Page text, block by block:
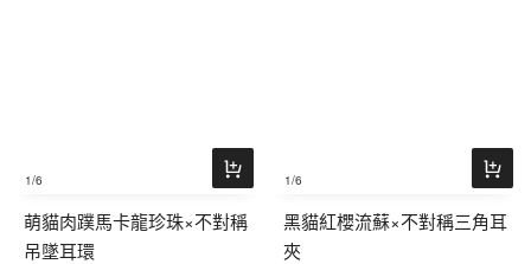
1/6
萌貓肉蹼馬卡龍珍珠×不對稱
吊墜耳環
1/6
黑貓紅櫻流蘇×不對稱三角耳
夾